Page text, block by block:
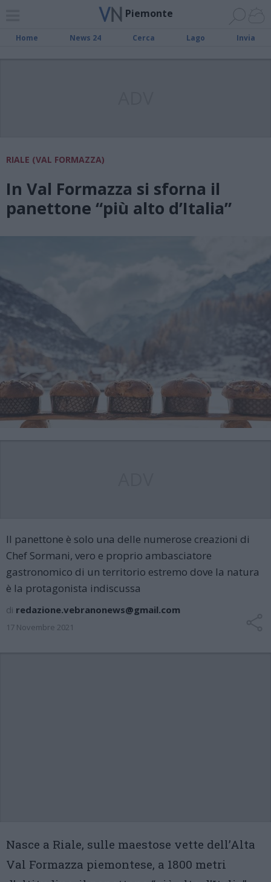
Piemonte
Home News 24 Cerca Lago Invia
RIALE (VAL FORMAZZA)
In Val Formazza si sforna il
panettone “più alto d’Italia”
Il panettone è solo una delle numerose creazioni di
Chef Sormani, vero e proprio ambasciatore
gastronomico di un territorio estremo dove la natura
è la protagonista indiscussa
di redazione.vebranonews@gmail.com
17 Novembre 2021
Nasce a Riale, sulle maestose vette dell’Alta
Val Formazza piemontese, a 1800 metri